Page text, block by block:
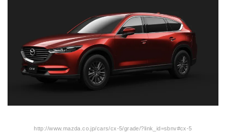
http://www.mazda.co.jp/cars/cx-5/grade/?link_id=sbnv#cx-5